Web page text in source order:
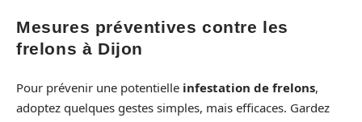
Mesures préventives contre les
frelons à Dijon
Pour prévenir une potentielle infestation de frelons,
adoptez quelques gestes simples, mais efficaces. Gardez